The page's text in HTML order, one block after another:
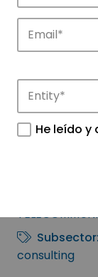
Discover
innovation
Subsector:
consulting
He leído y